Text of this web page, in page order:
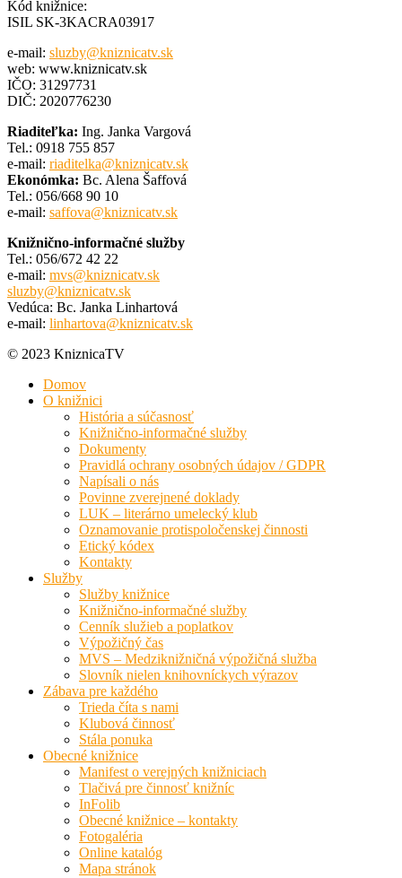
Kód knižnice:
ISIL SK-3KACRA03917
e-mail: sluzby@kniznicatv.sk
web: www.kniznicatv.sk
IČO: 31297731
DIČ: 2020776230
Riaditeľka: Ing. Janka Vargová
Tel.: 0918 755 857
e-mail: riaditelka@kniznicatv.sk
Ekonómka: Bc. Alena Šaffová
Tel.: 056/668 90 10
e-mail: saffova@kniznicatv.sk
Knižnično-informačné služby
Tel.: 056/672 42 22
e-mail: mvs@kniznicatv.sk
sluzby@kniznicatv.sk
Vedúca: Bc. Janka Linhartová
e-mail: linhartova@kniznicatv.sk
© 2023 KniznicaTV
Domov
O knižnici
História a súčasnosť
Knižnično-informačné služby
Dokumenty
Pravidlá ochrany osobných údajov / GDPR
Napísali o nás
Povinne zverejnené doklady
LUK – literárno umelecký klub
Oznamovanie protispoločenskej činnosti
Etický kódex
Kontakty
Služby
Služby knižnice
Knižnično-informačné služby
Cenník služieb a poplatkov
Výpožičný čas
MVS – Medziknižničná výpožičná služba
Slovník nielen knihovníckych výrazov
Zábava pre každého
Trieda číta s nami
Klubová činnosť
Stála ponuka
Obecné knižnice
Manifest o verejných knižniciach
Tlačivá pre činnosť knižníc
InFolib
Obecné knižnice – kontakty
Fotogaléria
Online katalóg
Mapa stránok